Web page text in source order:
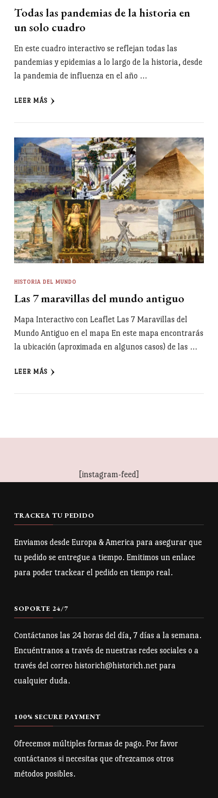
Todas las pandemias de la historia en
un solo cuadro
En este cuadro interactivo se reflejan todas las
pandemias y epidemias a lo largo de la historia, desde
la pandemia de influenza en el año …
LEER MÁS
HISTORIA DEL MUNDO
Las 7 maravillas del mundo antiguo
Mapa Interactivo con Leaflet Las 7 Maravillas del
Mundo Antiguo en el mapa En este mapa encontrarás
la ubicación (aproximada en algunos casos) de las …
LEER MÁS
[instagram-feed]
TRACKEA TU PEDIDO
Enviamos desde Europa & America para asegurar que
tu pedido se entregue a tiempo. Emitimos un enlace
para poder trackear el pedido en tiempo real.
SOPORTE 24/7
Contáctanos las 24 horas del día, 7 días a la semana.
Encuéntranos a través de nuestras redes sociales o a
través del correo historich@historich.net para
cualquier duda.
100% SECURE PAYMENT
Ofrecemos múltiples formas de pago. Por favor
contáctanos si necesitas que ofrezcamos otros
métodos posibles.